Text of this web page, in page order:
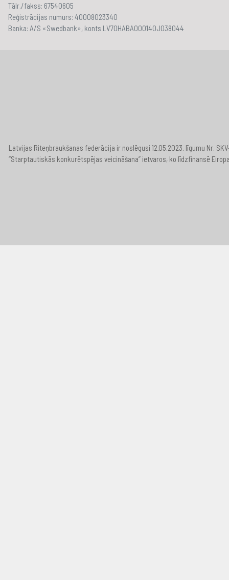
Tālr./fakss: 67540605
Reģistrācijas numurs: 40008023340
Banka: A/S «Swedbank», konts LV70HABA000140J038044
Latvijas Riteņbraukšanas federācija ir noslēgusi 12.05.2023. līgumu Nr.
“Starptautiskās konkurētspējas veicināšana” ietvaros, ko līdzfinansē